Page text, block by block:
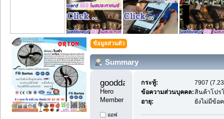
ข้อมูลส่วนตัว
Summary
Hero
Member
ออฟ
กระทู้:
7907
ข้อความส่วนบุคคล: สินค้าโปร
อายุ:
ยังไม่มีข้อ